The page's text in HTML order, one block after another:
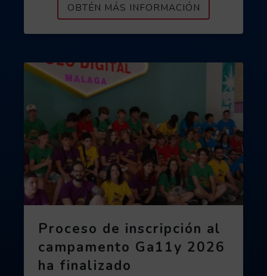
OBTÉN MÁS INFORMACIÓN
Proceso de inscripción al
campamento Ga11y 2026
ha finalizado